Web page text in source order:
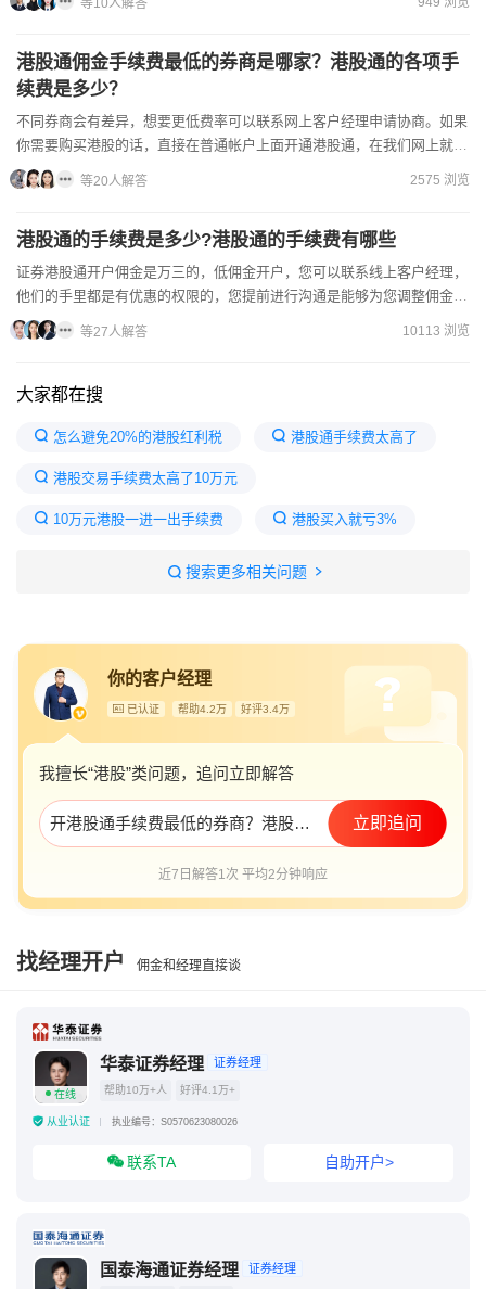
等10人解答
港股通佣金手续费最低的券商是哪家？港股通的各项手
续费是多少？
不同券商会有差异，想要更低费率可以联系网上客户经理申请协商。如果
你需要购买港股的话，直接在普通帐户上面开通港股通，在我们网上就能
开通港股，佣金给您较低，提供指导港股通开户要求如下：（1...
等20人解答 2575 浏览
港股通的手续费是多少?港股通的手续费有哪些
证券港股通开户佣金是万三的，低佣金开户，您可以联系线上客户经理，
他们的手里都是有优惠的权限的，您提前进行沟通是能够为您调整佣金
的，能够帮助您节省费用。低佣金证券账户开通的方法如下：1....
等27人解答 10113 浏览
大家都在搜
怎么避免20%的港股红利税 港股通手续费太高了
港股交易手续费太高了10万元
10万元港股一进一出手续费 港股买入就亏3%
招商证券港股通手续费和佣金
股票交易手续费怎么收费 港股佣金最低的券商
搜索更多相关问题
你的客户经理
已认证 帮助4.2万 好评3.4万
我擅长“港股”类问题，追问立即解答
开港股通手续费最低的券商？港股通佣金怎么降低？ 立即追问
近7日解答1次 平均2分钟响应
找经理开户 佣金和经理直接谈
在线
华泰证券经理 证券经理
帮助10万+人 好评4.1万+
从业认证 执业编号：S0570623080026
联系TA 自助开户>
国泰海通证券经理 证券经理